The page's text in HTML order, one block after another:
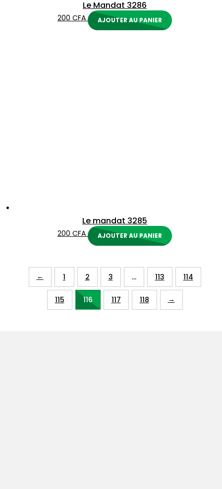
Le Mandat 3286
200 CFA AJOUTER AU PANIER
Le mandat 3285
200 CFA AJOUTER AU PANIER
← 1 2 3 … 113 114
115 116 117 118 →